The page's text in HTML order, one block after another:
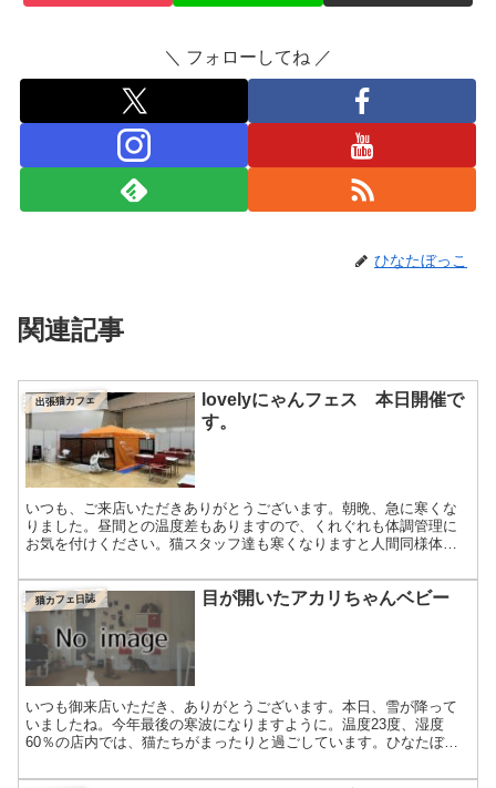
＼ フォローしてね ／
ひなたぼっこ
関連記事
出張猫カフェ
lovelyにゃんフェス 本日開催で
す。
いつも、ご来店いただきありがとうございます。朝晩、急に寒くな
りました。昼間との温度差もありますので、くれぐれも体調管理に
お気を付けください。猫スタッフ達も寒くなりますと人間同様体調
小...
猫カフェ日誌 目が開いたアカリちゃんベビー
いつも御来店いただき、ありがとうございます。本日、雪が降って
いましたね。今年最後の寒波になりますように。温度23度、湿度
60％の店内では、猫たちがまったりと過ごしています。ひなたぼっ